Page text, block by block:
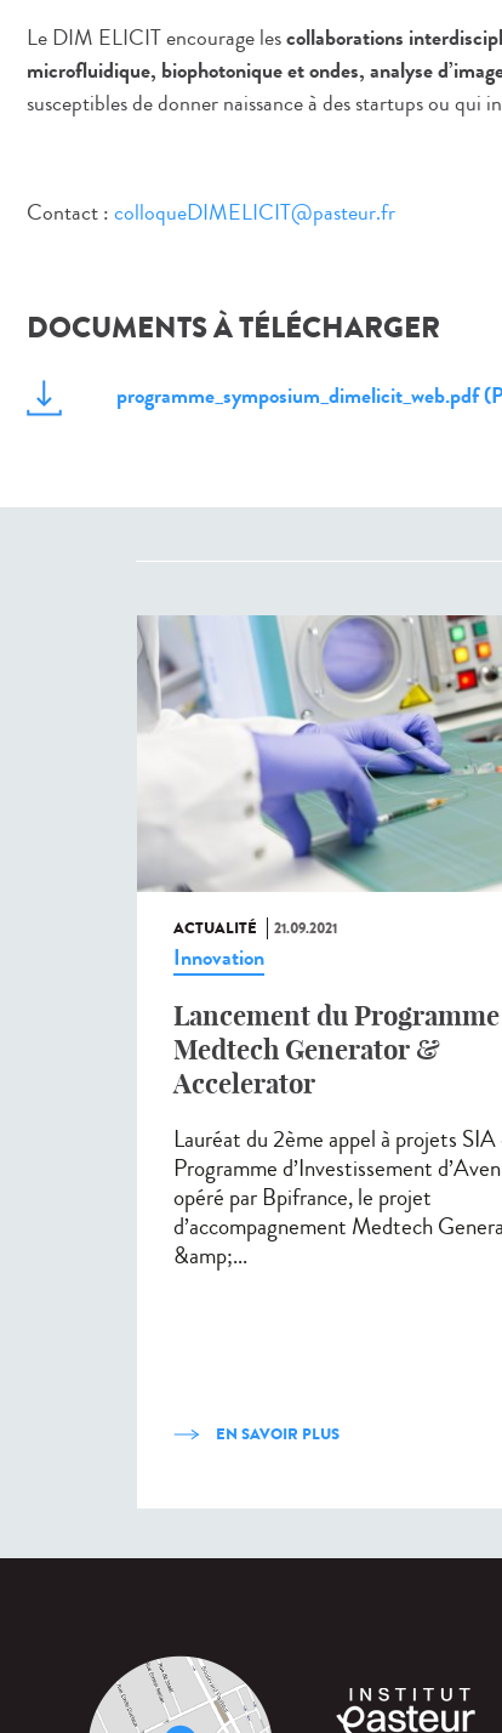
Le DIM ELICIT encourage lescollaborations
microfluidique, biophotonique et ondes, analyse
susceptibles de donner naissance à des startups ou qui
Contact :colloqueDIMELICIT@pasteur.fr
DOCUMENTS À TÉLÉCHARGER
programme_symposium_dimelicit_web.pdf
ACTUALITÉ 21.09.2021
Innovation
Lancement du Programme
Medtech Generator &
Accelerator
Lauréat du 2ème appel à projets SIA
Programme d’Investissement
opéré par Bpifrance, le projet
d’accompagnement Medtech
&amp;...
EN SAVOIR PLUS